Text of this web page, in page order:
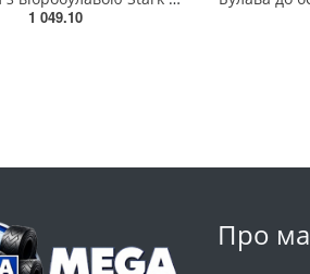
1 049.10
Про